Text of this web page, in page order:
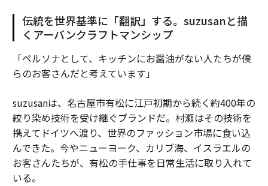
伝統を世界基準に「翻訳」する。suzusanと描
くアーバンクラフトマンシップ
「ペルソナとして、キッチンにお醤油がない人たちが僕
らのお客さんだと考えています」
suzusanは、名古屋市有松に江戸初期から続く約400年の
絞り染め技術を受け継ぐブランドだ。村瀬はその技術を
携えてドイツへ渡り、世界のファッション市場に食い込
んできた。今やニューヨーク、カリブ海、イスラエルの
お客さんたちが、有松の手仕事を日常生活に取り入れて
いる。